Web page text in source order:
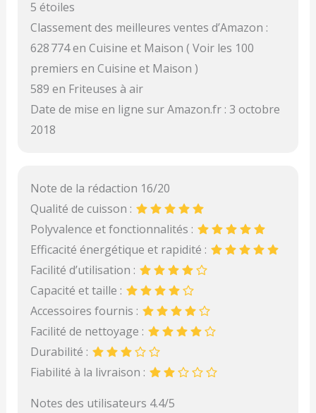
5 étoiles
Classement des meilleures ventes d’Amazon :
628 774 en Cuisine et Maison ( Voir les 100
premiers en Cuisine et Maison )
589 en Friteuses à air
Date de mise en ligne sur Amazon.fr : 3 octobre
2018
Note de la rédaction 16/20
Qualité de cuisson :
Polyvalence et fonctionnalités :
Efficacité énergétique et rapidité :
Facilité d’utilisation :
Capacité et taille :
Accessoires fournis :
Facilité de nettoyage :
Durabilité :
Fiabilité à la livraison :
Notes des utilisateurs 4.4/5